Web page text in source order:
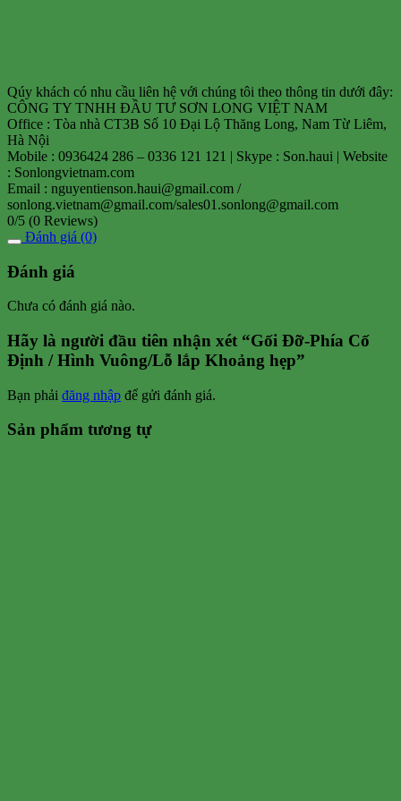
Qúy khách có nhu cầu liên hệ với chúng tôi theo thông tin dưới đây:
CÔNG TY TNHH ĐẦU TƯ SƠN LONG VIỆT NAM
Office : Tòa nhà CT3B Số 10 Đại Lộ Thăng Long, Nam Từ Liêm,
Hà Nội
Mobile : 0936424 286 – 0336 121 121 | Skype : Son.haui | Website
: Sonlongvietnam.com
Email : nguyentienson.haui@gmail.com /
sonlong.vietnam@gmail.com/sales01.sonlong@gmail.com
0/5 (0 Reviews)
Đánh giá (0)
Đánh giá
Chưa có đánh giá nào.
Hãy là người đầu tiên nhận xét “Gối Đỡ-Phía Cố
Định / Hình Vuông/Lỗ lắp Khoảng hẹp”
Bạn phải đăng nhập để gửi đánh giá.
Sản phẩm tương tự